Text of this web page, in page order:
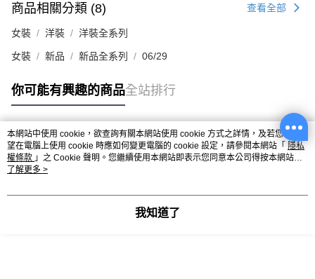
商品相關分類 (8) 查看全部
女裝 洋裝 洋裝全系列
女裝 新品 新品全系列 06/29
你可能有興趣的商品全站排行
熱門標籤
本網站中使用 cookie，欲查詢有關本網站使用 cookie 方式之詳情，及若您不希
望在電腦上使用 cookie 時應如何變更電腦的 cookie 設定，請參閱本網站「 隱私
權條款 」之 Cookie 聲明。您繼續使用本網站即表示您同意本公司得按本網站使
用條款之 Cookie 聲明使用 cookie。
了解更多 >
我知道了